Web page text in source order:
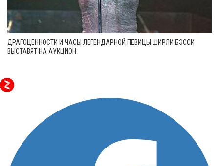
ДРАГОЦЕННОСТИ И ЧАСЫ ЛЕГЕНДАРНОЙ ПЕВИЦЫ ШИРЛИ БЭССИ
ВЫСТАВЯТ НА АУКЦИОН